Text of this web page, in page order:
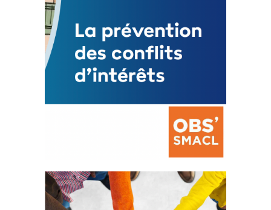
La prévention des conflits
d’intérêts
18 septembre 2023